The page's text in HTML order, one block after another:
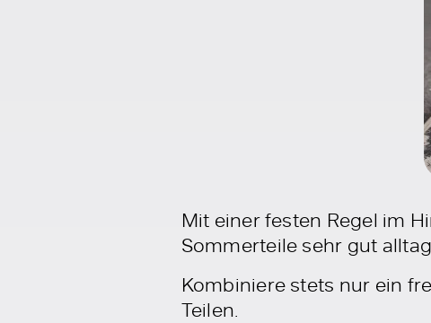
Mit einer festen Regel im
Sommerteile sehr gut
Kombiniere stets nur ein
Teilen.